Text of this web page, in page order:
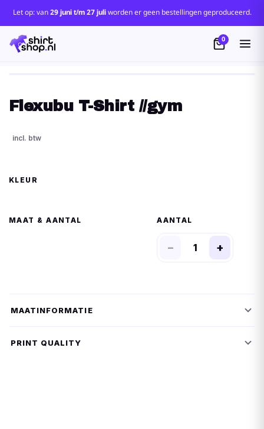
Let op: van29 juni t/m 27 juliworden er geen bestellingen geproduceerd.
0
Flexubu T-Shirt //gym
MAAT
− +
MAATINFORMATIE
PRINT QUALITY